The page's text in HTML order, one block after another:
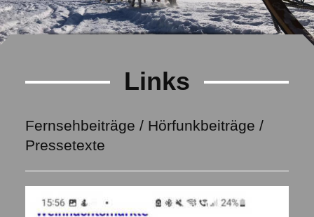
Links
Fernsehbeiträge / Hörfunkbeiträge /
Pressetexte